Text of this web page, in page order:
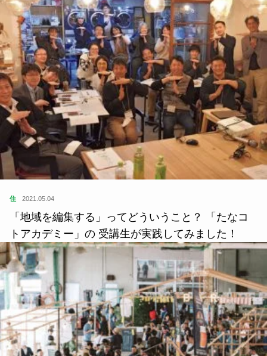
住 2021.05.04
「地域を編集する」ってどういうこと？ 「たなコ
トアカデミー」の 受講生が実践してみました！